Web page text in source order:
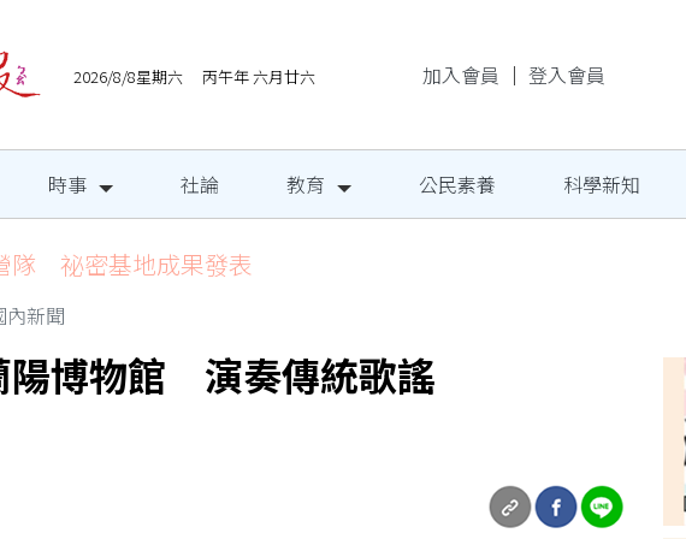
2026/8/8星期六 丙午年 六月廿六 加入會員 ｜ 登入會員
時事 社論 教育 公民素養 科學新知
隊 祕密基地成果發表
內新聞
陽博物館 演奏傳統歌謠